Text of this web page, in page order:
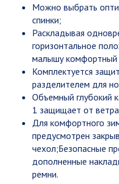
Можно выбрать
спинки;
Раскладывая
горизонтальное
малышу комфортный
Комплектуется
разделителем для
Объемный глубокий
1 защищает от
Для комфортного
предусмотрен
чехол;Безопасные
дополненные
ремни.